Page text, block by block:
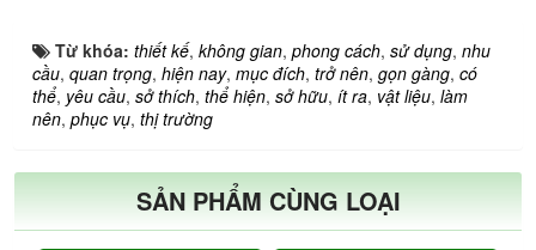
Từ khóa: thiết kế, không gian, phong cách, sử dụng, nhu
cầu, quan trọng, hiện nay, mục đích, trở nên, gọn gàng, có
thể, yêu cầu, sở thích, thể hiện, sở hữu, ít ra, vật liệu, làm
nên, phục vụ, thị trường
SẢN PHẨM CÙNG LOẠI